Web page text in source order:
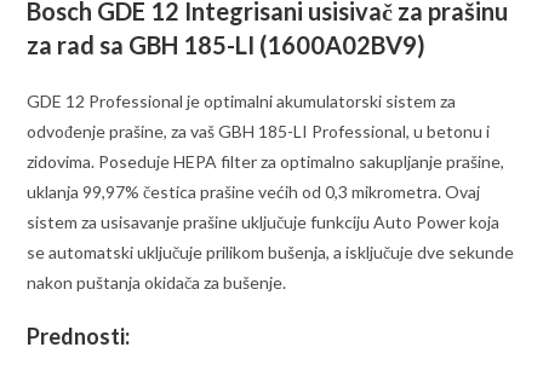
Bosch GDE 12 Integrisani usisivač za prašinu
za rad sa GBH 185-LI (1600A02BV9)
GDE 12 Professional je optimalni akumulatorski sistem za
odvođenje prašine, za vaš GBH 185-LI Professional, u betonu i
zidovima. Poseduje HEPA filter za optimalno sakupljanje prašine,
uklanja 99,97% čestica prašine većih od 0,3 mikrometra. Ovaj
sistem za usisavanje prašine uključuje funkciju Auto Power koja
se automatski uključuje prilikom bušenja, a isključuje dve sekunde
nakon puštanja okidača za bušenje.
Prednosti: